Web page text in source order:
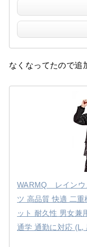
なくなってたので追
WARMQ レインウ
ツ 高品質 快適 二
ット 耐久性 男女兼
通学 通勤に対応 (L,